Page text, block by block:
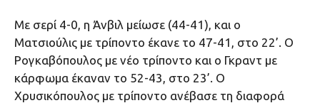
Με σερί 4-0, η Άνβιλ μείωσε (44-41), και ο
Ματσιούλις με τρίποντο έκανε το 47-41, στο 22’. Ο
Ρογκαβόπουλος με νέο τρίποντο και ο Γκραντ με
κάρφωμα έκαναν το 52-43, στο 23’. Ο
Χρυσικόπουλος με τρίποντο ανέβασε τη διαφορά